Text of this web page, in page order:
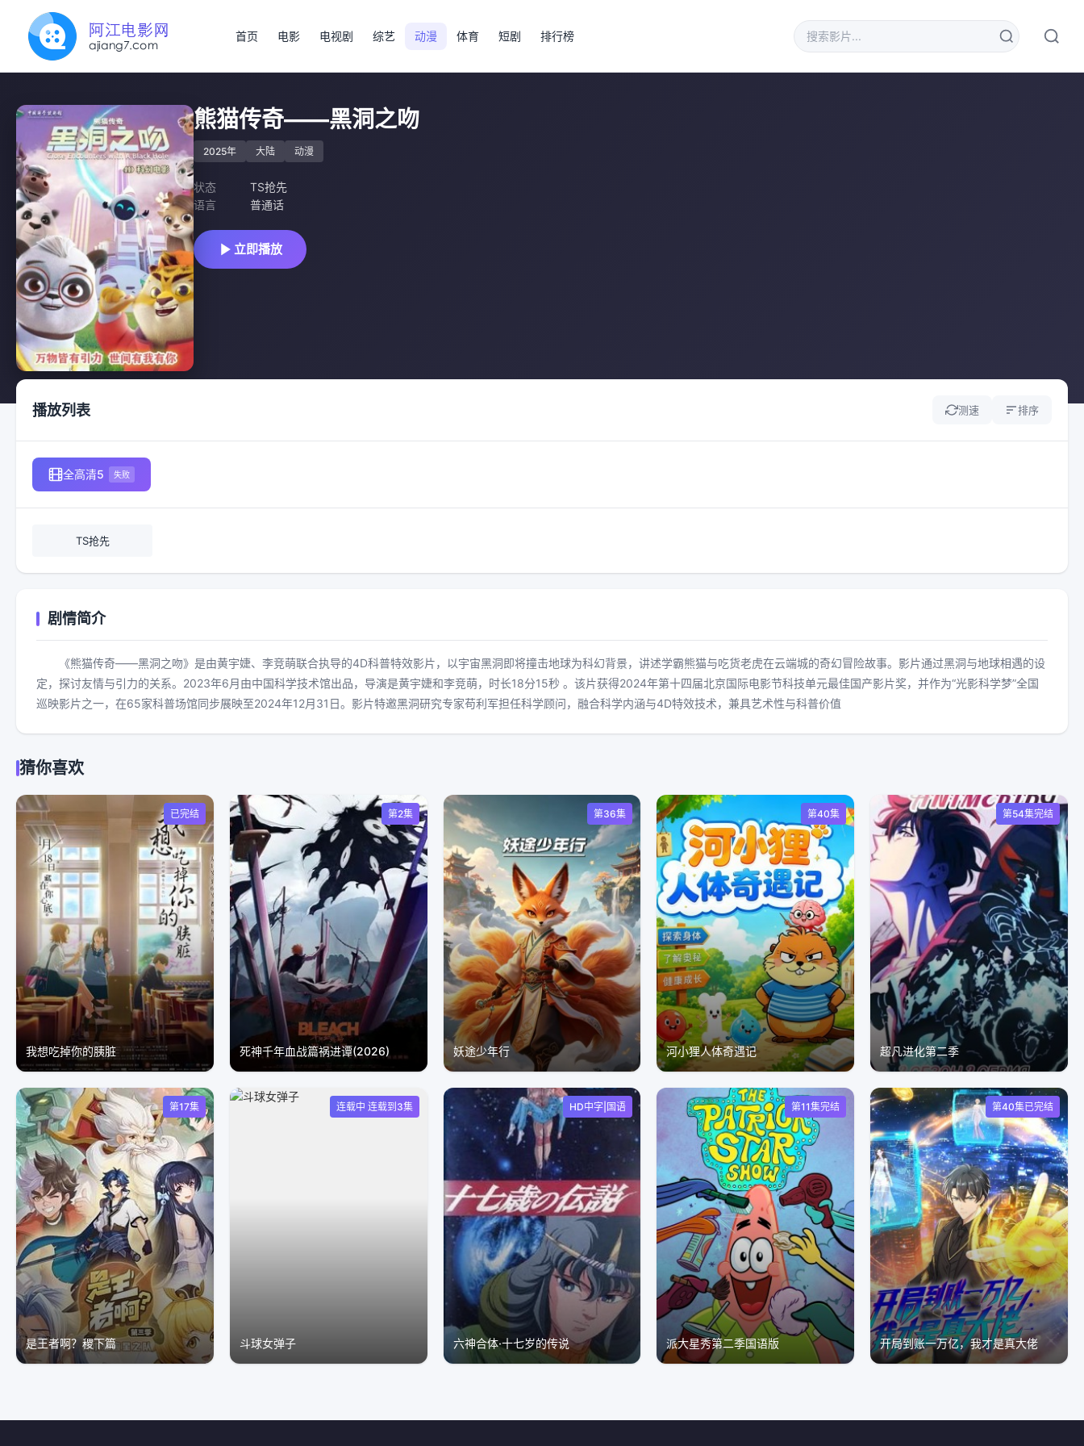
首页 电影 电视剧 综艺 动漫 体育 短剧 排行榜
熊猫传奇——黑洞之吻
2025年 大陆 动漫
状态
TS抢先
语言
普通话
立即播放
播放列表 测速 排序
全高清5 失败
TS抢先
剧情简介
《熊猫传奇——黑洞之吻》是由黄宇婕、李竞萌联合执导的4D科普特效影片，以宇宙黑洞即将撞击地球为科幻背景，讲述学霸熊猫与吃货老虎在云端城的奇幻冒险故事。影片通过黑洞与地球相遇的设
定，探讨友情与引力的关系。2023年6月由中国科学技术馆出品，导演是黄宇婕和李竞萌，时长18分15秒 。该片获得2024年第十四届北京国际电影节科技单元最佳国产影片奖，并作为“光影科学梦”全国
巡映影片之一，在65家科普场馆同步展映至2024年12月31日。影片特邀黑洞研究专家苟利军担任科学顾问，融合科学内涵与4D特效技术，兼具艺术性与科普价值
猜你喜欢
已完结
我想吃掉你的胰脏
第2集
死神千年血战篇祸进谭(2026)
第36集
妖途少年行
第40集
河小狸人体奇遇记
第54集完结
超凡进化第二季
第17集
是王者啊？稷下篇
连载中 连载到3集
斗球女弹子
HD中字|国语
六神合体·十七岁的传说
第11集完结
派大星秀第二季国语版
第40集已完结
开局到账一万亿，我才是真大佬